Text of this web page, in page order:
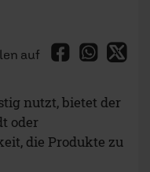
auf
nutzt, bietet der
oder
die Produkte zu